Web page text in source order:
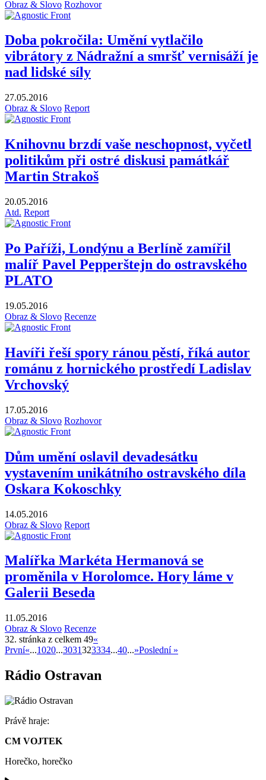
Obraz & Slovo Rozhovor
Doba pokročila: Umění vytlačilo
vibrátory z Nádražní a smršť vernisáží je
nad lidské síly
27.05.2016
Obraz & Slovo Report
Knihovnu brzdí vaše neschopnost, vyčetl
politikům při ostré diskusi památkář
Martin Strakoš
20.05.2016
Atd. Report
Po Paříži, Londýnu a Berlíně zamířil
malíř Pavel Pepperštejn do ostravského
PLATO
19.05.2016
Obraz & Slovo Recenze
Havíři řeší spory ránou pěstí, říká autor
románu z hornického prostředí Ladislav
Vrchovský
17.05.2016
Obraz & Slovo Rozhovor
Dům umění oslavil devadesátku
vystavením unikátního ostravského díla
Oskara Kokoschky
14.05.2016
Obraz & Slovo Report
Malířka Markéta Hermanová se
proměnila v Horolomce. Hory láme v
Galerii Beseda
11.05.2016
Obraz & Slovo Recenze
32. stránka z celkem 49«
První«...1020...3031323334...40...»Poslední »
Rádio Ostravan
Právě hraje:
CM VOJTEK
Horečko, horečko